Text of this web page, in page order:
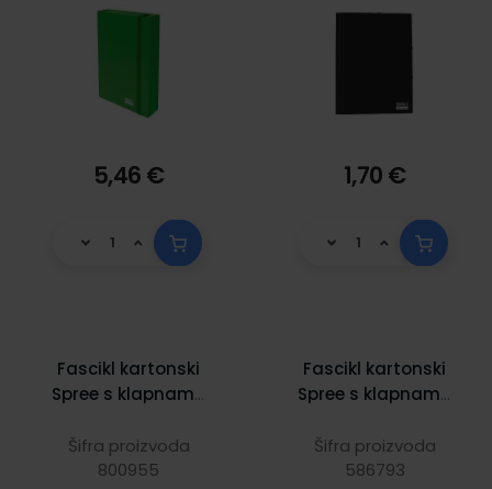
5,46 € 1,70 €
Fascikl kartonski
Spree s klapnama
260x340 mm;
crveni
Šifra proizvoda
800955
Fascikl kartonski
Spree s klapnama
260x340 mm;
narančasti
Šifra proizvoda
586793